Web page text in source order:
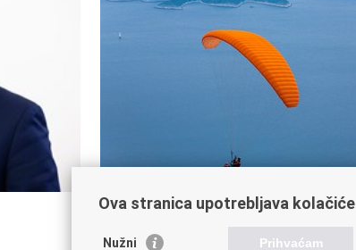
Pratite nas
Ova stranica upotrebljava kolačiće
Nužni Prihvaćam